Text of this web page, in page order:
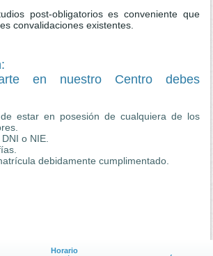
post-obligatorios es conveniente que
convalidaciones existentes.
en nuestro Centro debes
de estar en posesión de cualquiera de los
o NIE.
debidamente cumplimentado.
Horario